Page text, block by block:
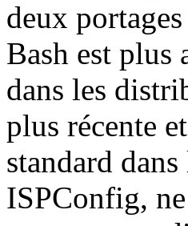
deux
Bash est plus
dans les
plus récente
standard
ISPConfig, ne